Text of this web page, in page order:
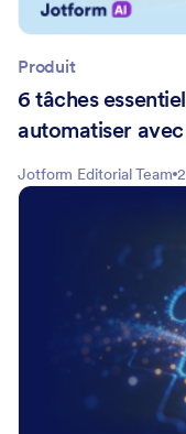
Produit
6 tâches
automatiser
Jotform Editorial Team